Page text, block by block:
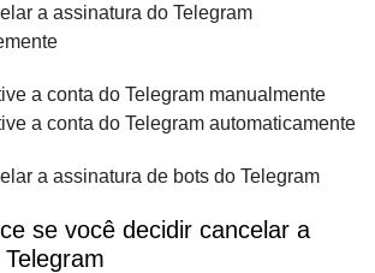
a assinatura do Telegram
a conta do Telegram manualmente
a conta do Telegram automaticamente
a assinatura de bots do Telegram
se você decidir cancelar a